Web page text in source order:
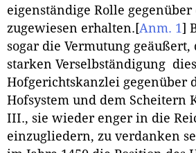
eigenständige Rolle
zugewiesen erhalten. [Anm. 1]
sogar die Vermutung geäußert,
starken Verselbständigung
Hofgerichtskanzlei gegenüber
Hofsystem und dem Scheitern
III., sie wieder enger in die
einzugliedern, zu verdanken